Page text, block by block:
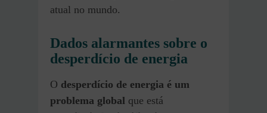
atual no mundo.
Dados alarmantes sobre o
desperdício de energia
O desperdício de energia é um
problema global que está